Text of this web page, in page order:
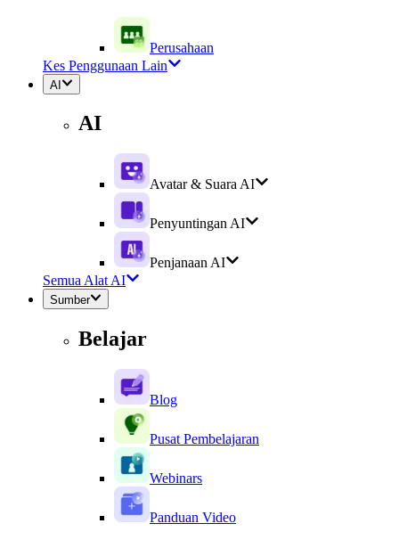
Perusahaan
Kes Penggunaan Lain
AI
AI
Avatar & Suara AI
Penyuntingan AI
Penjanaan AI
Semua Alat AI
Sumber
Belajar
Blog
Pusat Pembelajaran
Webinars
Panduan Video